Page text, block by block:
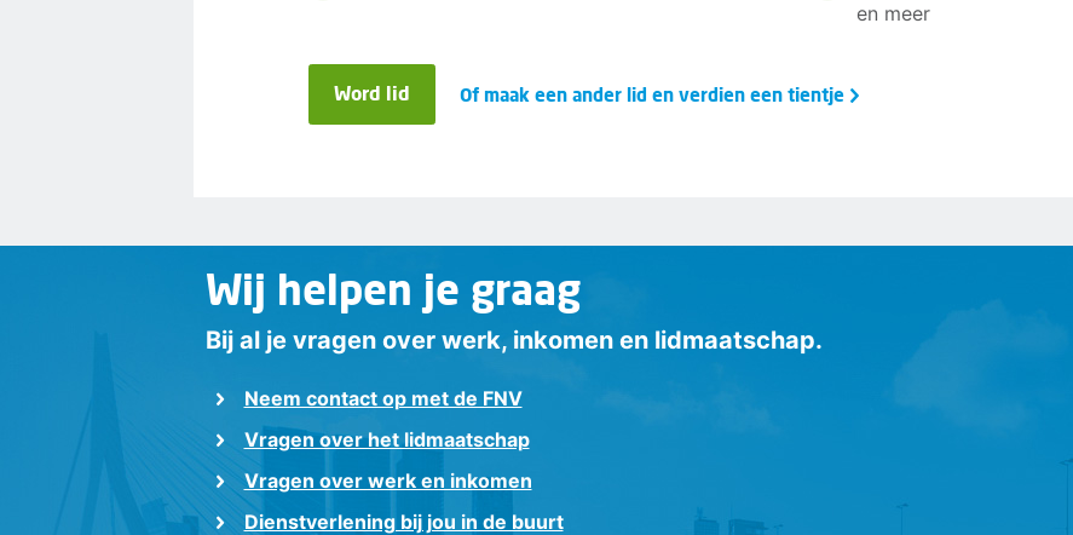
en meer
Word lid Of maak een ander lid en verdien een tientje
Wij helpen je graag
Bij al je vragen over werk, inkomen en lidmaatschap.
Neem contact op met de FNV
Vragen over het lidmaatschap
Vragen over werk en inkomen
Dienstverlening bij jou in de buurt